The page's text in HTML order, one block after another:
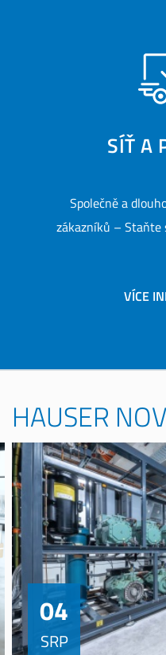
SÍŤ A
Společně a
zákazníků – Staňte
VÍCE
HAUSER
04
SRP